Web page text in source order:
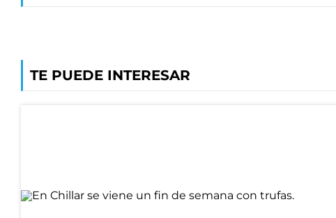
TE PUEDE INTERESAR